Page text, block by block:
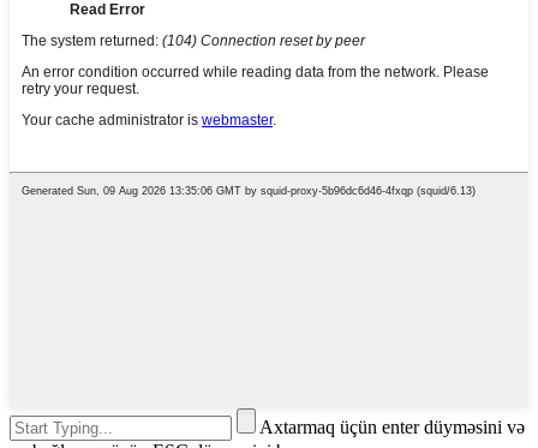
Axtarmaq üçün enter düyməsini və